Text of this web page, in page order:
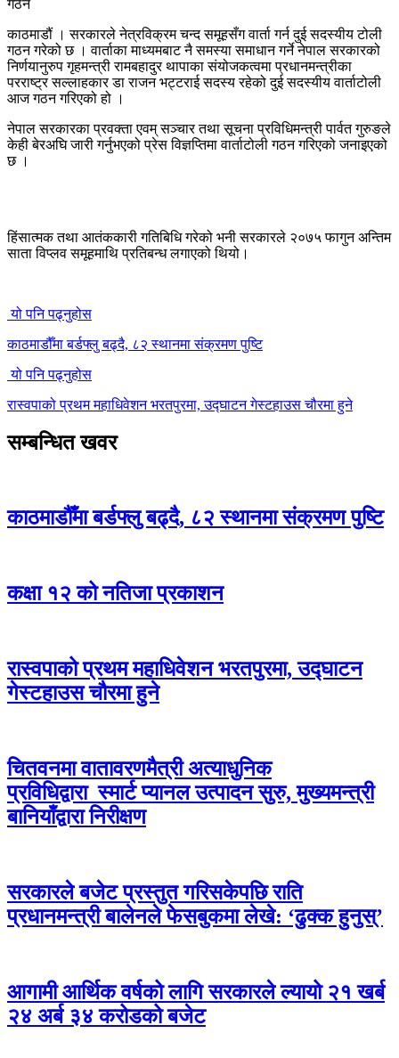
काठमाडौं । सरकारले नेत्रविक्रम चन्द समूहसँग वार्ता गर्न दुई सदस्यीय टोली
गठन गरेको छ । वार्ताका माध्यमबाट नै समस्या समाधान गर्ने नेपाल सरकारको
निर्णयानुरुप गृहमन्त्री रामबहादुर थापाका संयोजकत्वमा प्रधानमन्त्रीका
परराष्ट्र सल्लाहकार डा राजन भट्टराई सदस्य रहेको दुई सदस्यीय वार्ताटोली
आज गठन गरिएको हो ।
नेपाल सरकारका प्रवक्ता एवम् सञ्चार तथा सूचना प्रविधिमन्त्री पार्वत गुरुङले
केही बेरअघि जारी गर्नुभएको प्रेस विज्ञप्तिमा वार्ताटोली गठन गरिएको जनाइएको
छ ।
हिंसात्मक तथा आतंककारी गतिबिधि गरेको भनी सरकारले २०७५ फागुन अन्तिम
साता विप्लव समूहमाथि प्रतिबन्ध लगाएको थियो।
यो पनि पढ्नुहोस
काठमाडौँमा बर्डफ्लु बढ्दै, ८२ स्थानमा संक्रमण पुष्टि
यो पनि पढ्नुहोस
रास्वपाको प्रथम महाधिवेशन भरतपुरमा, उद्घाटन गेस्टहाउस चौरमा हुने
सम्बन्धित खवर
काठमाडौँमा बर्डफ्लु बढ्दै, ८२ स्थानमा संक्रमण पुष्टि
कक्षा १२ को नतिजा प्रकाशन
रास्वपाको प्रथम महाधिवेशन भरतपुरमा, उद्घाटन
गेस्टहाउस चौरमा हुने
चितवनमा वातावरणमैत्री अत्याधुनिक
प्रविधिद्वारा स्मार्ट प्यानल उत्पादन सुरु, मुख्यमन्त्री
बानियाँद्वारा निरीक्षण
सरकारले बजेट प्रस्तुत गरिसकेपछि राति
प्रधानमन्त्री बालेनले फेसबुकमा लेखे: ‘ढुक्क हुनुस्’
आगामी आर्थिक वर्षको लागि सरकारले ल्यायो २१ खर्ब
२४ अर्ब ३४ करोडको बजेट